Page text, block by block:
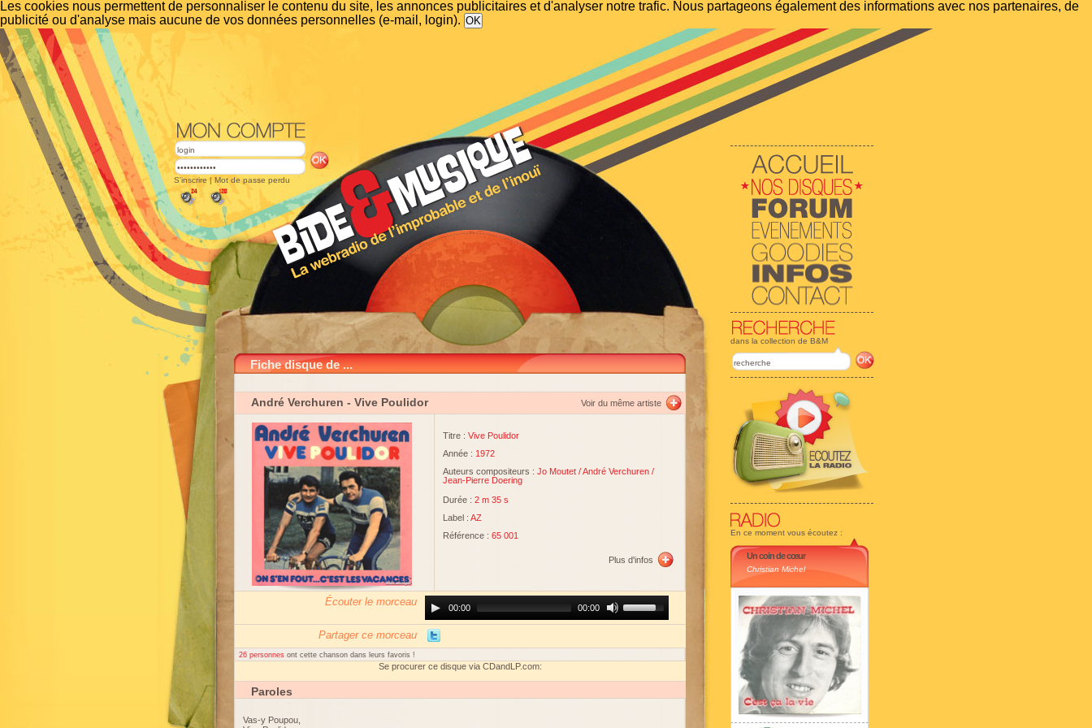
Les cookies nous permettent de personnaliser le contenu du site, les annonces publicitaires et d'analyser notre trafic. Nous partageons également des informations avec nos partenaires, de
publicité ou d'analyse mais aucune de vos données personnelles (e-mail, login).
dans la collection de B&M
En ce moment vous écoutez :
Un coin de cœur
Christian Michel
S'inscrire | Mot de passe perdu
Fiche disque de ...
André Verchuren - Vive Poulidor Voir du même artiste
Titre : Vive Poulidor
Année : 1972
Auteurs compositeurs : Jo Moutet /André Verchuren /
Jean-Pierre Doering
Durée : 2 m 35 s
Label : AZ
Référence : 65 001
Plus d'infos
Écouter le morceau
Player00:00 00:00
Up/Down
Arrow
increase
or
Partager ce morceau
26 personnes ont cette chanson dans leurs favoris !
Se procurer ce disque via CDandLP.com:
Paroles
Vas-y Poupou,